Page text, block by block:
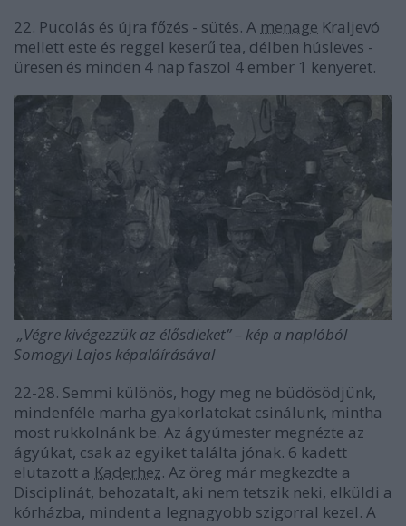
22. Pucolás és újra főzés - sütés. A menage Kraljevó
mellett este és reggel keserű tea, délben húsleves -
üresen és minden 4 nap faszol 4 ember 1 kenyeret.
„Végre kivégezzük az élősdieket” – kép a naplóból
Somogyi Lajos képaláírásával
22-28. Semmi különös, hogy meg ne büdösödjünk,
mindenféle marha gyakorlatokat csinálunk, mintha
most rukkolnánk be. Az ágyúmester megnézte az
ágyúkat, csak az egyiket találta jónak. 6 kadett
elutazott a Kaderhez. Az öreg már megkezdte a
Disciplinát, behozatalt, aki nem tetszik neki, elküldi a
kórházba, mindent a legnagyobb szigorral kezel. A